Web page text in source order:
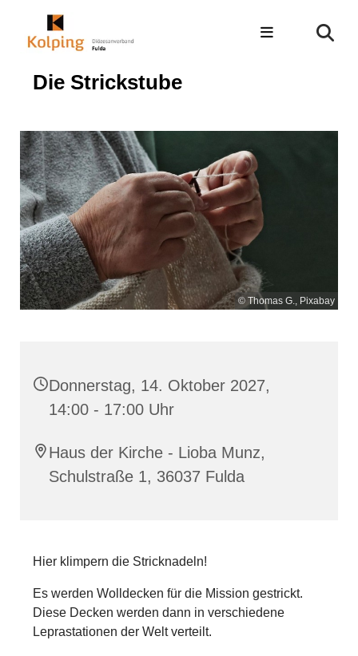
Die Strickstube
© Thomas G., Pixabay
Donnerstag, 14. Oktober 2027,
14:00 - 17:00 Uhr
Haus der Kirche - Lioba Munz,
Schulstraße 1, 36037 Fulda
Hier klimpern die Stricknadeln!
Es werden Wolldecken für die Mission gestrickt.
Diese Decken werden dann in verschiedene
Leprastationen der Welt verteilt.